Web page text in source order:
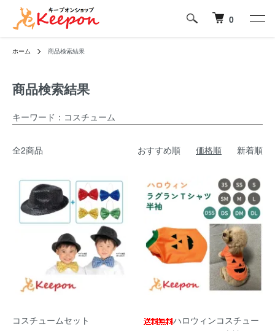
0
ホーム 商品検索結果
商品検索結果
キーワード：コスチューム
全2商品 おすすめ順 価格順 新着順
コスチュームセット
ハロウィンコスチュー